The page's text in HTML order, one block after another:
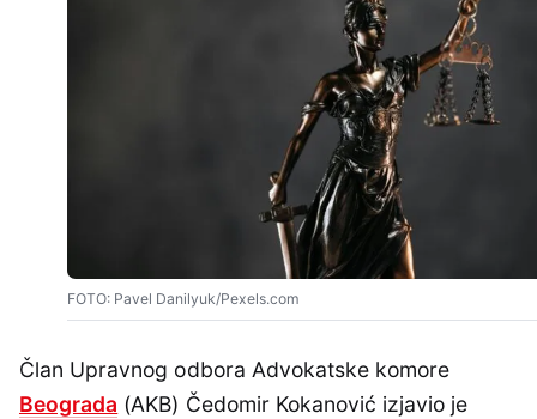
FOTO: Pavel Danilyuk/Pexels.com
Član Upravnog odbora Advokatske komore
Beograda (AKB) Čedomir Kokanović izjavio je